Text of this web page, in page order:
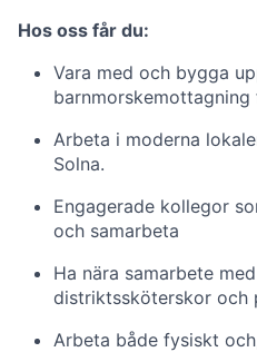
Hos oss får du:
Vara med och bygga
barnmorskemottagning
Arbeta i moderna
Solna.
Engagerade kollegor
och samarbeta
Ha nära samarbete
distriktssköterskor och
Arbeta både fysiskt